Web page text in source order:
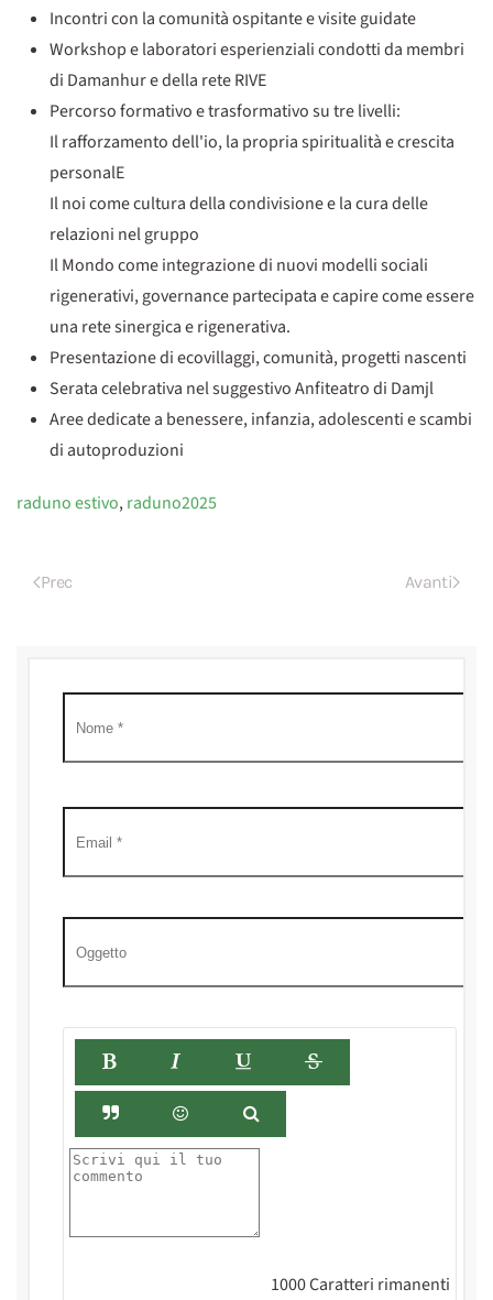
Incontri con la comunità ospitante e visite guidate
Workshop e laboratori esperienziali condotti da membri
di Damanhur e della rete RIVE
Percorso formativo e trasformativo su tre livelli:
Il rafforzamento dell'io, la propria spiritualità e crescita
personalE
Il noi come cultura della condivisione e la cura delle
relazioni nel gruppo
Il Mondo come integrazione di nuovi modelli sociali
rigenerativi, governance partecipata e capire come essere
una rete sinergica e rigenerativa.
Presentazione di ecovillaggi, comunità, progetti nascenti
Serata celebrativa nel suggestivo Anfiteatro di Damjl
Aree dedicate a benessere, infanzia, adolescenti e scambi
di autoproduzioni
raduno estivo,raduno2025
Prec Avanti
1000Caratteri rimanenti